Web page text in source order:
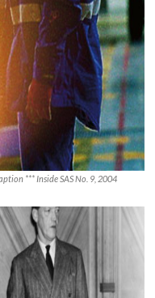
*** Inside SAS No. 9, 2004